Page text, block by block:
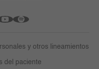
y otros lineamientos
del paciente